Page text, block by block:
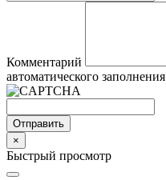
Комментарий
автоматического заполнения
Отправить
×
Быстрый просмотр